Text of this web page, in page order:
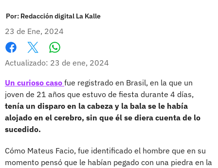
Por: Redacción digital La Kalle
23 de Ene, 2024
Facebook
X
Actualizado: 23 de ene, 2024
Un curioso caso fue registrado en Brasil, en la que un
joven de 21 años que estuvo de fiesta durante 4 días,
tenía un disparo en la cabeza y la bala se le había
alojado en el cerebro, sin que él se diera cuenta de lo
sucedido.
Cómo Mateus Facio, fue identificado el hombre que en su
momento pensó que le habían pegado con una piedra en la